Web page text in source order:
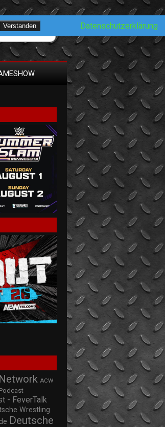
ACW
- FeverTalk
Wrestling
Deutsche
Verstanden Datenschutzerklärung